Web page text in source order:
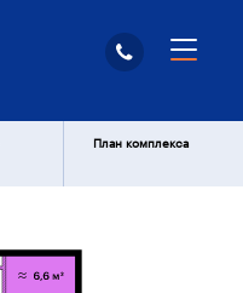
План комплекса